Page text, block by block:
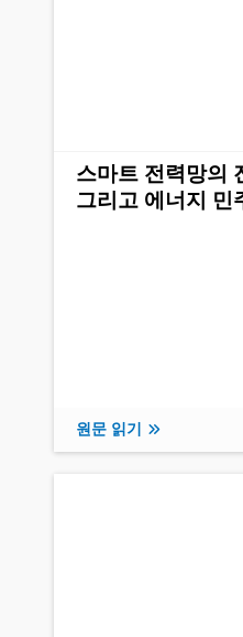
스마트 전력망의
그리고 에너지 민
원문 읽기